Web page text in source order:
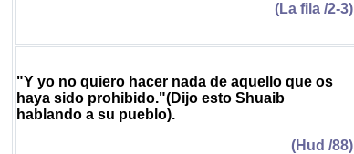
(La fila /2-3)
"Y yo no quiero hacer nada de aquello que os
haya sido prohibido."(Dijo esto Shuaib
hablando a su pueblo).
(Hud /88)